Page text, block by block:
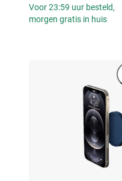
Voor 23:59 uur besteld,
morgen gratis in huis